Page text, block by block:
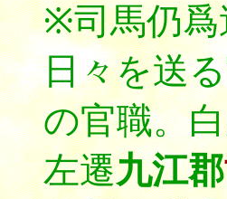
※司馬仍爲
日々を送
の官職。
左遷九江郡